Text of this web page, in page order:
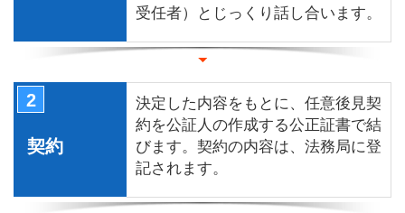
受任者）とじっくり話し合います。
2
契約
決定した内容をもとに、任意後見契
約を公証人の作成する公正証書で結
びます。契約の内容は、法務局に登
記されます。